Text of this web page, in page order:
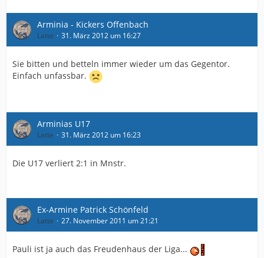
Arminia - Kickers Offenbach
Latte 31. März 2012 um 16:27
Sie bitten und betteln immer wieder um das Gegentor.
Einfach unfassbar.
Arminias U17
Latte 31. März 2012 um 16:23
Die U17 verliert 2:1 in Mnstr.
Ex-Armine Patrick Schönfeld
Latte 27. November 2011 um 21:21
Pauli ist ja auch das Freudenhaus der Liga...